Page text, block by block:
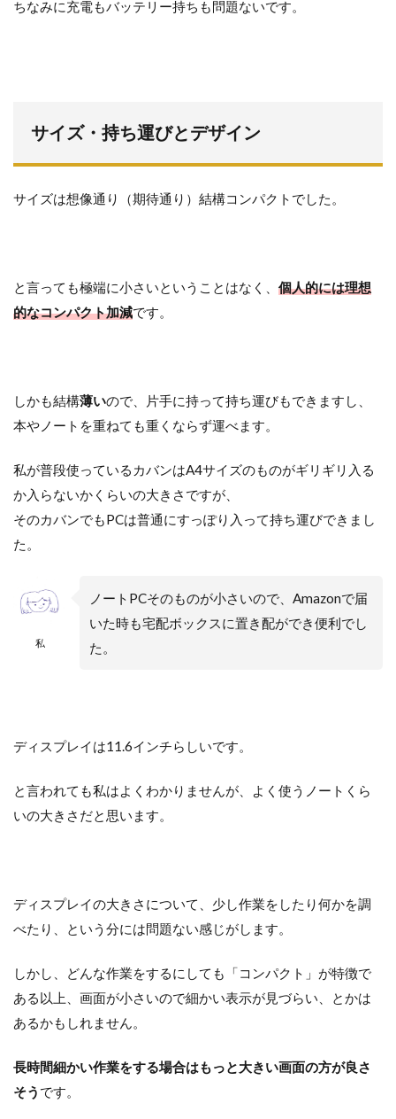
ちなみに充電もバッテリー持ちも問題ないです。
サイズ・持ち運びとデザイン
サイズは想像通り（期待通り）結構コンパクトでした。
と言っても極端に小さいということはなく、 個人的には理想
的なコンパクト加減です。
しかも結構薄いので、片手に持って持ち運びもできますし、
本やノートを重ねても重くならず運べます。
私が普段使っているカバンはA4サイズのものがギリギリ入る
か入らないかくらいの大きさですが、
そのカバンでもPCは普通にすっぽり入って持ち運びできまし
た。
私
ノートPCそのものが小さいので、Amazonで届
いた時も宅配ボックスに置き配ができ便利でし
た。
ディスプレイは11.6インチらしいです。
と言われても私はよくわかりませんが、よく使うノートくら
いの大きさだと思います。
ディスプレイの大きさについて、少し作業をしたり何かを調
べたり、という分には問題ない感じがします。
しかし、どんな作業をするにしても「コンパクト」が特徴で
ある以上、画面が小さいので細かい表示が見づらい、とかは
あるかもしれません。
長時間細かい作業をする場合はもっと大きい画面の方が良さ
そう です。